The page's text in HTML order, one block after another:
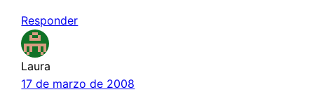
Responder
Laura
17 de marzo de 2008